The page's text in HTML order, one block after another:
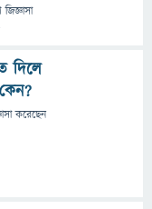
জিজ্ঞাসা
দিলে
করেছেন